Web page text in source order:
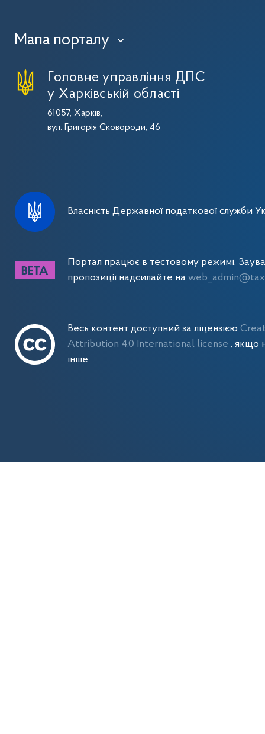
Мапа порталу ›
Головне управління ДПС
у Харківській області
61057, Харків,
вул. Григорія Сковороди, 46
Власність Державної податкової служби
Портал працює в тестовому режимі.
пропозиції надсилайте на
Весь контент доступний за ліцензією
Attribution 4.0 International license, якщо
інше.